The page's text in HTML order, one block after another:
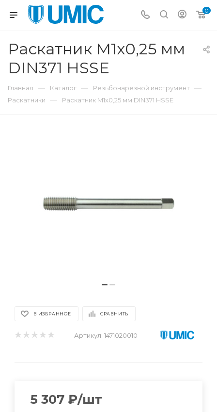
0
Раскатник M1x0,25 мм
DIN371 HSSE
Главная — Каталог — Резьбонарезной инструмент —
Раскатники — Раскатник M1x0,25 мм DIN371 HSSE
В ИЗБРАННОЕ СРАВНИТЬ
Артикул: 1471020010
5 307 ₽/шт